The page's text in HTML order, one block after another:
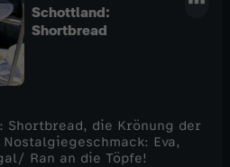
Schottland:
Shortbread
Shortbread, die Krönung der
Eva,
Ran an die Töpfe!